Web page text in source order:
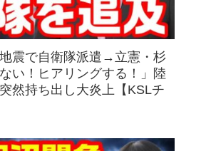
地震で自衛隊派遣→立憲・杉
い！ヒアリングする！」陸
然持ち出し大炎上【KSLチ